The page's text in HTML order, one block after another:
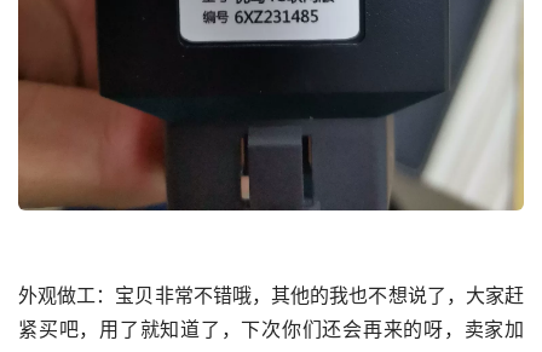
外观做工：宝贝非常不错哦，其他的我也不想说了，大家赶
紧买吧，用了就知道了，下次你们还会再来的呀，卖家加